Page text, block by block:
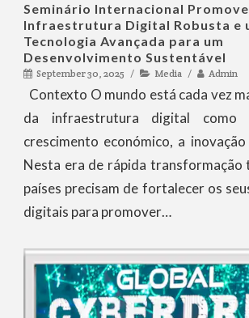
Seminário Internacional
Infraestrutura Digital Robusta e
Tecnologia Avançada para um
Desenvolvimento Sustentável
September 30, 2025 Media Admin
Contexto O mundo está cada vez
da infraestrutura digital como
crescimento económico, a
Nesta era de rápida transformação
países precisam de fortalecer os
digitais para promover…